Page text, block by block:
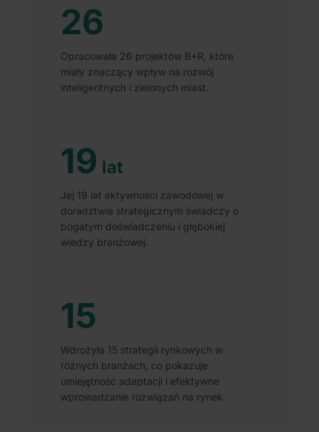
26
Opracowała 26 projektów B+R, które
miały znaczący wpływ na rozwój
inteligentnych i zielonych miast.
19 lat
Jej 19 lat aktywności zawodowej w
doradztwie strategicznym świadczy o
bogatym doświadczeniu i głębokiej
wiedzy branżowej.
15
Wdrożyła 15 strategii rynkowych w
różnych branżach, co pokazuje
umiejętność adaptacji i efektywne
wprowadzanie rozwiązań na rynek.